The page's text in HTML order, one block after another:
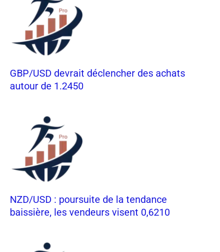
GBP/USD devrait déclencher des achats
autour de 1.2450
NZD/USD : poursuite de la tendance
baissière, les vendeurs visent 0,6210